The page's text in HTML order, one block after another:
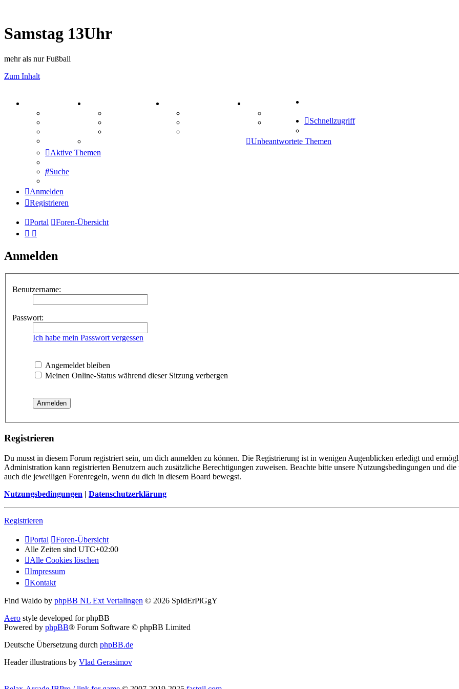
Samstag 13Uhr
mehr als nur Fußball
Zum Inhalt
Mastodon
Comunio
Schnellzugriff
Unbeantwortete Themen
Aktive Themen
Suche
Anmelden
Registrieren
Portal Foren-Übersicht
Anmelden
Benutzername:
Passwort:
Ich habe mein Passwort vergessen
Angemeldet bleiben
Meinen Online-Status während dieser Sitzung verbergen
Registrieren
Du musst in diesem Forum registriert sein, um dich anmelden zu können. Die Registrierung ist in wenigen Augenblicken erledigt und
Administration kann registrierten Benutzern auch zusätzliche Berechtigungen zuweisen. Beachte bitte unsere Nutzungsbedingungen und
auch die jeweiligen Forenregeln, wenn du dich in diesem Board bewegst.
Nutzungsbedingungen | Datenschutzerklärung
Registrieren
Portal
Foren-Übersicht
Alle Zeiten sind UTC+02:00
Alle Cookies löschen
Impressum
Kontakt
Find Waldo by phpBB NL Ext Vertalingen © 2026 SpIdErPiGgY
Aero style developed for phpBB
Powered by phpBB® Forum Software © phpBB Limited
Deutsche Übersetzung durch phpBB.de
Header illustrations by Vlad Gerasimov